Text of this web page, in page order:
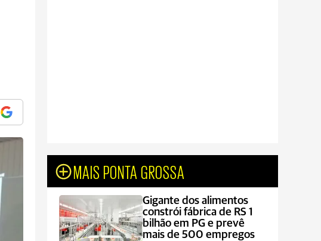
MAIS PONTA GROSSA
Gigante dos alimentos
constrói fábrica de RS 1
bilhão em PG e prevê
mais de 500 empregos